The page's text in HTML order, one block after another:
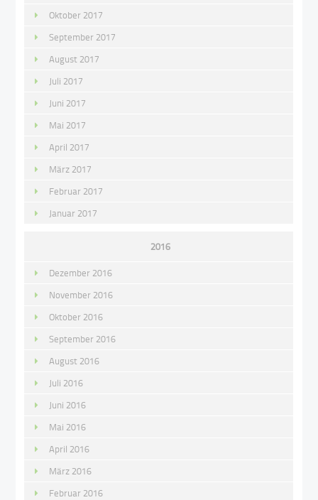
Oktober 2017
September 2017
August 2017
Juli 2017
Juni 2017
Mai 2017
April 2017
März 2017
Februar 2017
Januar 2017
2016
Dezember 2016
November 2016
Oktober 2016
September 2016
August 2016
Juli 2016
Juni 2016
Mai 2016
April 2016
März 2016
Februar 2016